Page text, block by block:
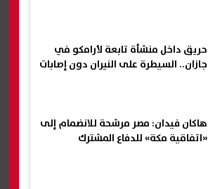
حريق داخل منشأة تابعة لأرامكو في
جازان.. السيطرة على النيران دون إصابات
هاكان فيدان: مصر مرشحة للانضمام إلى
«اتفاقية مكة» للدفاع المشترك